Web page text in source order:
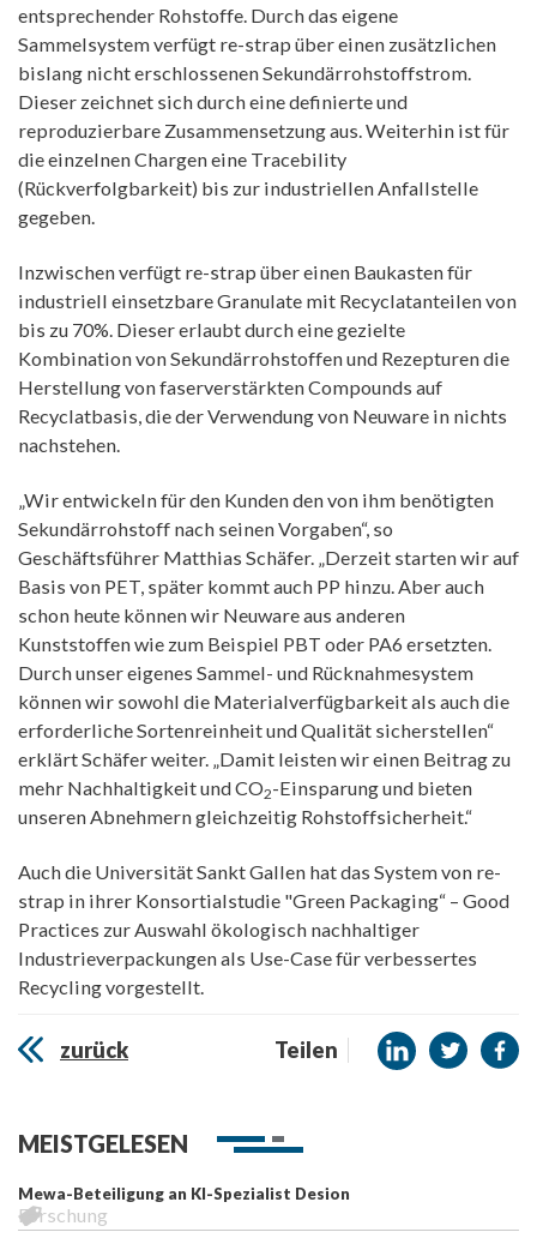
entsprechender Rohstoffe. Durch das eigene
Sammelsystem verfügt re-strap über einen zusätzlichen
bislang nicht erschlossenen Sekundärrohstoffstrom.
Dieser zeichnet sich durch eine definierte und
reproduzierbare Zusammensetzung aus. Weiterhin ist für
die einzelnen Chargen eine Tracebility
(Rückverfolgbarkeit) bis zur industriellen Anfallstelle
gegeben.
Inzwischen verfügt re-strap über einen Baukasten für
industriell einsetzbare Granulate mit Recyclatanteilen von
bis zu 70%. Dieser erlaubt durch eine gezielte
Kombination von Sekundärrohstoffen und Rezepturen die
Herstellung von faserverstärkten Compounds auf
Recyclatbasis, die der Verwendung von Neuware in nichts
nachstehen.
„Wir entwickeln für den Kunden den von ihm benötigten
Sekundärrohstoff nach seinen Vorgaben“, so
Geschäftsführer Matthias Schäfer. „Derzeit starten wir auf
Basis von PET, später kommt auch PP hinzu. Aber auch
schon heute können wir Neuware aus anderen
Kunststoffen wie zum Beispiel PBT oder PA6 ersetzten.
Durch unser eigenes Sammel- und Rücknahmesystem
können wir sowohl die Materialverfügbarkeit als auch die
erforderliche Sortenreinheit und Qualität sicherstellen“
erklärt Schäfer weiter. „Damit leisten wir einen Beitrag zu
mehr Nachhaltigkeit und CO2-Einsparung und bieten
unseren Abnehmern gleichzeitig Rohstoffsicherheit.“
Auch die Universität Sankt Gallen hat das System von re-
strap in ihrer Konsortialstudie "Green Packaging“ – Good
Practices zur Auswahl ökologisch nachhaltiger
Industrieverpackungen als Use-Case für verbessertes
Recycling vorgestellt.
zurück Teilen
MEISTGELESEN
Mewa-Beteiligung an KI-Spezialist Desion
Forschung